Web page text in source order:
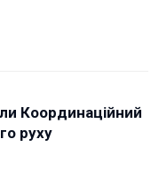
Координаційний
руху